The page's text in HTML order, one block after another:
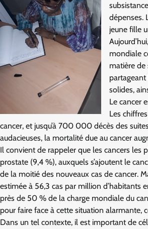
dépenses.
jeune fille
mondiale
matière de
partageant
solides,
Le cancer
Les
cancer, et jusqu’à 700 000 décès des
audacieuses, la mortalité due au cancer
Il convient de rappeler que les cancers les
prostate (9,4 %), auxquels s’ajoutent le
de la moitié des nouveaux cas de cancer.
estimée à 56,3 cas par million d’habitants
près de 50 % de la charge mondiale du
pour faire face à cette situation alarmante,
Dans un tel contexte, il est important de